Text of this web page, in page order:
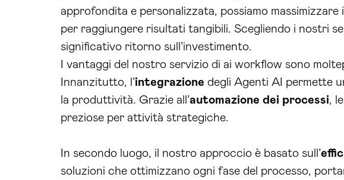
approfondita e personalizzata, possiamo
per raggiungere risultati tangibili. Scegliendo i nostri
significativo ritorno sull’investimento.
I vantaggi del nostro servizio di ai workflow sono
Innanzitutto, l’integrazione degli Agenti AI permette
la produttività. Grazie all’automazione dei processi,
preziose per attività strategiche.
In secondo luogo, il nostro approccio è basato sull’
soluzioni che ottimizzano ogni fase del processo,